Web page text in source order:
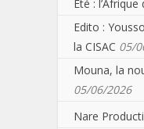
Eté :
Edito :
la CISAC 05/
Mouna, la
05/06/2026
Nare